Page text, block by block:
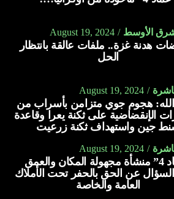
هدنة غزة.. ملفات عالقة بانتظار
الحل
هجوم جوي متزامن بأسراب من
الإنقضاضية على ثكنة يعرا وقاعدة
جين واستهداف ثكنة زرعيت
August 19, 2024
“عماد 4” منشأة مجهولة المكان والعمق
عن الحق بالحفر تحت الأملاك
العامة والخاصة
الأوسط August 19, 2024